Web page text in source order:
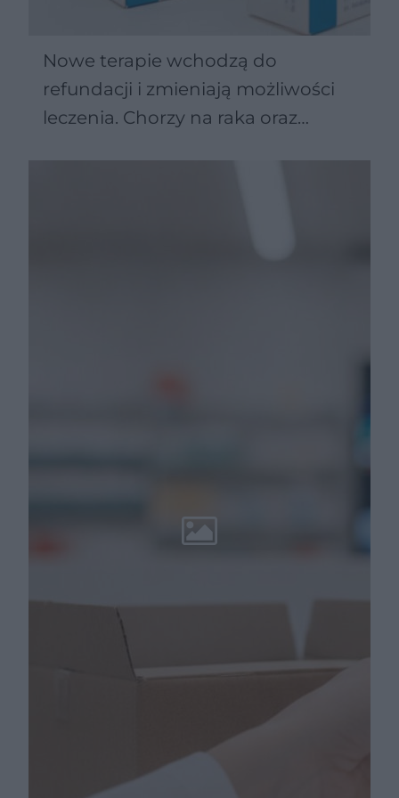
Nowe terapie wchodzą do
refundacji i zmieniają możliwości
leczenia. Chorzy na raka oraz